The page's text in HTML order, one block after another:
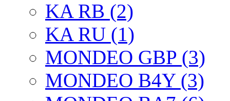
KA RB (2)
KA RU (1)
MONDEO GBP (3)
MONDEO B4Y (3)